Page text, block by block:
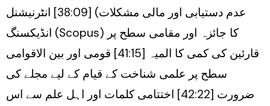
عدم دستیابی اور مالی مشکلات) [38:09] انٹرنیشنل
انڈیکسنگ (Scopus) کا جائزہ اور مقامی سطح پر
قارئین کی کمی کا المیہ [41:15] قومی اور بین الاقوامی
سطح پر علمی شناخت کے قیام کے لیے مجلے کی
ضرورت [42:22] اختتامی کلمات اور اہل علم سے اس